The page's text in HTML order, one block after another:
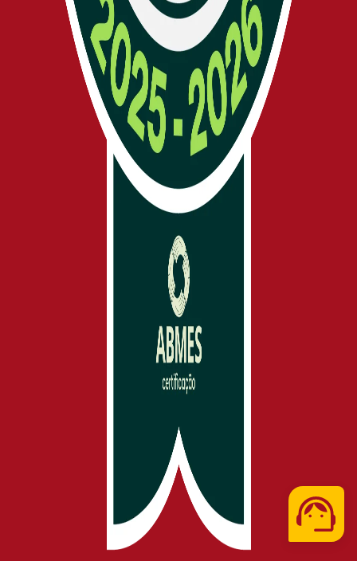
Telefone
WhatsApp